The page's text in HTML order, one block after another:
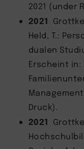
2021 (under
2021
Held, T.:
dualen
Erscheint
Druck).
2021